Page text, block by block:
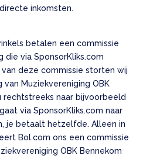
inkomsten.
betalen een commissie
via SponsorKliks.com
van deze commissie storten wij
van Muziekvereniging OBK
rechtstreeks naar bijvoorbeeld
via SponsorKliks.com naar
je betaalt hetzelfde. Alleen in
Bol.com ons een commissie
OBK Bennekom